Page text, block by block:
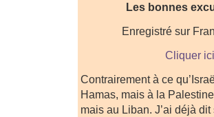
Les bonnes
Enregistré sur
Cliquer
Contrairement à ce
Hamas, mais à la
mais au Liban. J’ai déjà dit